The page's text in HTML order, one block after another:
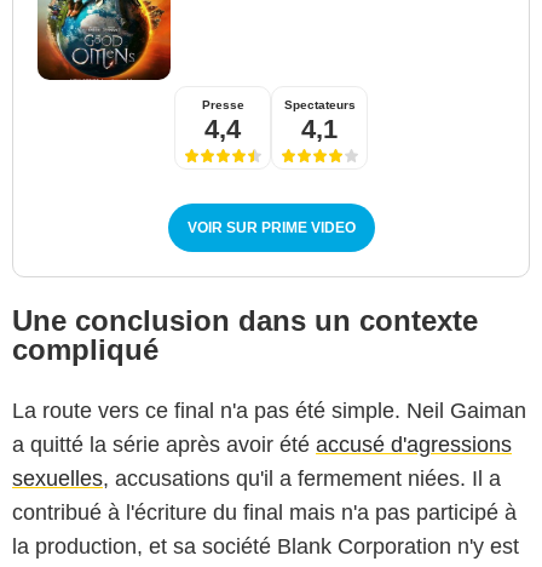
Presse
4,4
Spectateurs
4,1
VOIR SUR PRIME VIDEO
Une conclusion dans un contexte
compliqué
La route vers ce final n'a pas été simple. Neil Gaiman
a quitté la série après avoir été accusé d'agressions
sexuelles, accusations qu'il a fermement niées. Il a
contribué à l'écriture du final mais n'a pas participé à
la production, et sa société Blank Corporation n'y est